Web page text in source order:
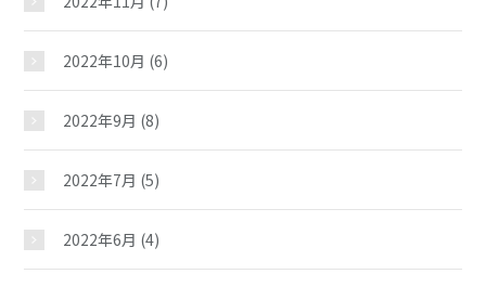
2022年10月 (6)
2022年9月 (8)
2022年7月 (5)
2022年6月 (4)